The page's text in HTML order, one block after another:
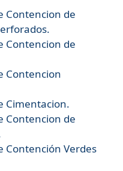
Contencion de
Contencion de
Contencion
Cimentacion.
Contencion de
Contención Verdes